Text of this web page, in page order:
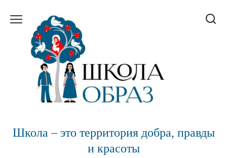
содержанию
Школа – это территория добра, правды
и красоты